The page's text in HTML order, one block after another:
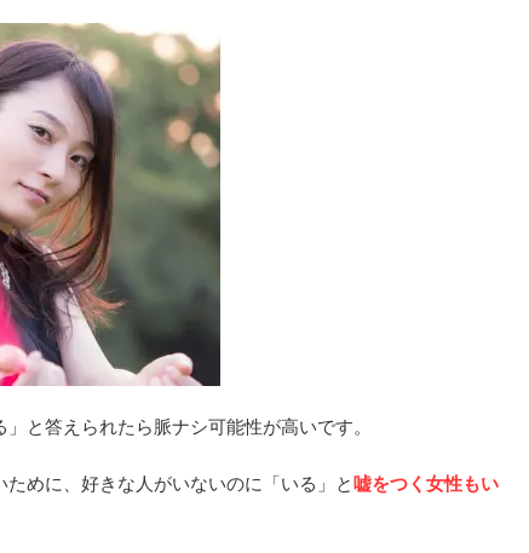
と答えられたら脈ナシ可能性が高いです。
めに、好きな人がいないのに「いる」と嘘をつく女性もい